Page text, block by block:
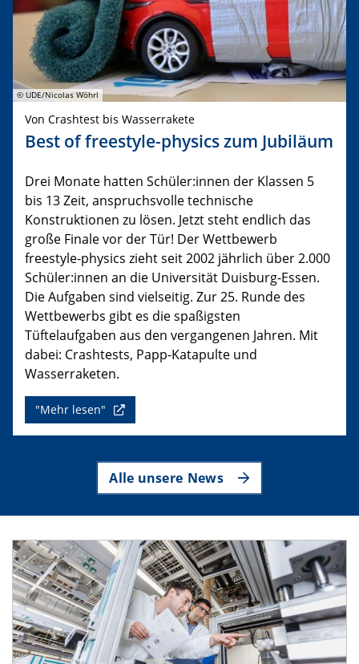
© UDE/Nicolas Wöhrl
Von Crashtest bis Wasserrakete
Best of freestyle-physics zum Jubiläum
Drei Monate hatten Schüler:innen der Klassen 5
bis 13 Zeit, anspruchsvolle technische
Konstruktionen zu lösen. Jetzt steht endlich das
große Finale vor der Tür! Der Wettbewerb
freestyle-physics zieht seit 2002 jährlich über 2.000
Schüler:innen an die Universität Duisburg-Essen.
Die Aufgaben sind vielseitig. Zur 25. Runde des
Wettbewerbs gibt es die spaßigsten
Tüftelaufgaben aus den vergangenen Jahren. Mit
dabei: Crashtests, Papp-Katapulte und
Wasserraketen.
"Mehr lesen"
Alle unsere News